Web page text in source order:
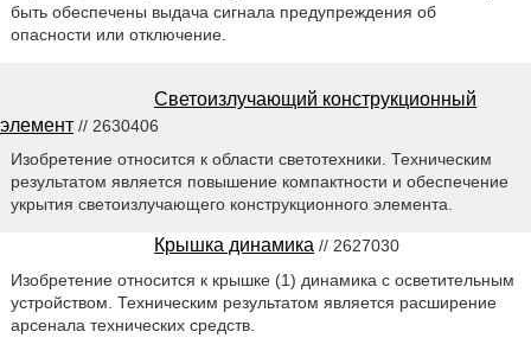
быть обеспечены выдача сигнала предупреждения об
опасности или отключение.
Светоизлучающий конструкционный
элемент // 2630406
Изобретение относится к области светотехники. Техническим
результатом является повышение компактности и обеспечение
укрытия светоизлучающего конструкционного элемента.
Крышка динамика // 2627030
Изобретение относится к крышке (1) динамика с осветительным
устройством. Техническим результатом является расширение
арсенала технических средств.